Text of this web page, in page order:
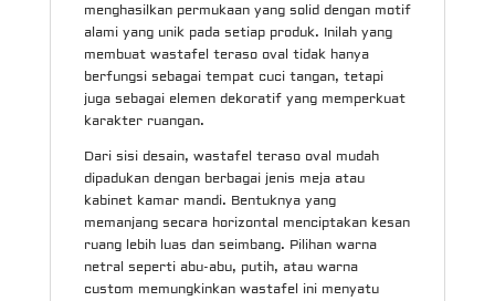
menghasilkan permukaan yang solid dengan motif
alami yang unik pada setiap produk. Inilah yang
membuat wastafel teraso oval tidak hanya
berfungsi sebagai tempat cuci tangan, tetapi
juga sebagai elemen dekoratif yang memperkuat
karakter ruangan.
Dari sisi desain, wastafel teraso oval mudah
dipadukan dengan berbagai jenis meja atau
kabinet kamar mandi. Bentuknya yang
memanjang secara horizontal menciptakan kesan
ruang lebih luas dan seimbang. Pilihan warna
netral seperti abu-abu, putih, atau warna
custom memungkinkan wastafel ini menyatu